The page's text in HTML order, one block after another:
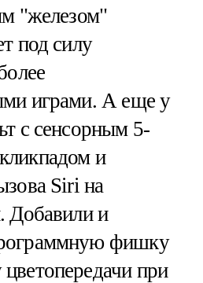
"железом"
под силу
играми. А еще у
с сенсорным 5-
и
Siri на
Добавили и
фишку
при